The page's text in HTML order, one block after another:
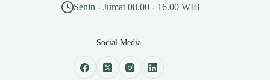
Senin - Jumat 08.00 - 16.00 WIB
Social Media